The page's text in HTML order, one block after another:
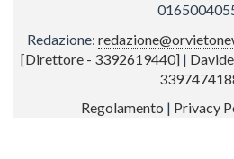
Redazione:
[Direttore - 3392619440]|
Regolamento | Privacy